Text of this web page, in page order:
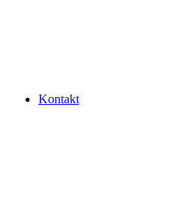
Kontakt